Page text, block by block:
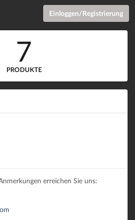
Einloggen/Registrierung
7
PRODUKTE
erreichen Sie uns: